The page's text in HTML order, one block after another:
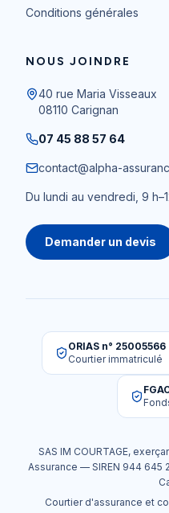
Conditions générales
NOUS JOINDRE
40 rue Maria Visseaux
08110 Carignan
07 45 88 57 64
contact@alpha-
Du lundi au vendredi, 9
Demander un devis
ORIAS n° 25005566
Courtier immatriculé
SAS IM COURTAGE,
Assurance — SIREN 944 645
Courtier d'assurance et